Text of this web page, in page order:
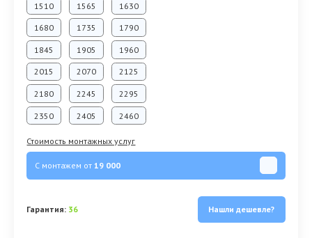
1510 1565 1630
1680 1735 1790
1845 1905 1960
2015 2070 2125
2180 2245 2295
2350 2405 2460
Стоимость монтажных услуг
С монтажем от19 000
Гарантия: 36 Нашли дешевле?